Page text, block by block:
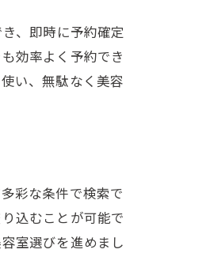
、即時に予約確定
効率よく予約でき
い、無駄なく美容
彩な条件で検索で
込むことが可能で
室選びを進めまし